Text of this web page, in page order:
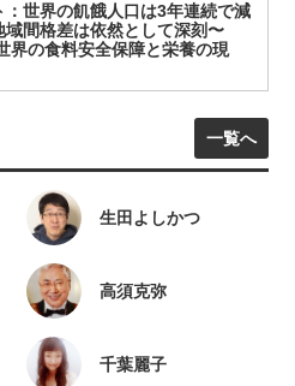
：世界の飢餓人口は3年連続で減
域間格差は依然として深刻〜
界の食料安全保障と栄養の現
一覧へ
生田よしかつ
高須克弥
千葉麗子